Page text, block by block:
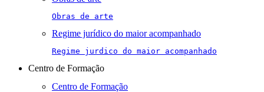
Obras de arte
Regime jurídico do maior acompanhado
Regime jurdico do maior acompanhado
Centro de Formação
Centro de Formação